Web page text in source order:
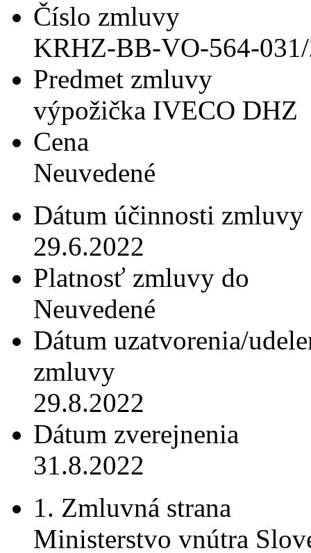
Číslo zmluvy
KRHZ-BB-VO-564-
Predmet zmluvy
výpožička IVECO DHZ
Cena
Neuvedené
Dátum účinnosti zmluvy
29.6.2022
Platnosť zmluvy do
Neuvedené
Dátum uzatvorenia/
zmluvy
29.8.2022
Dátum zverejnenia
31.8.2022
1. Zmluvná strana
Ministerstvo vnútra